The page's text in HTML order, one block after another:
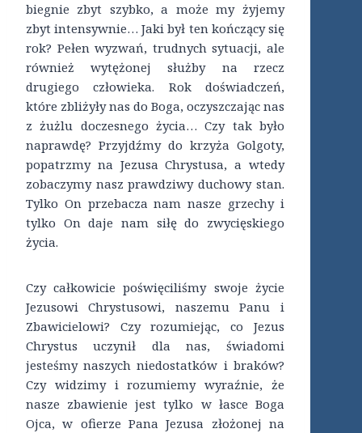
biegnie zbyt szybko, a może my żyjemy
zbyt intensywnie… Jaki był ten kończący się
rok? Pełen wyzwań, trudnych sytuacji, ale
również wytężonej służby na rzecz
drugiego człowieka. Rok doświadczeń,
które zbliżyły nas do Boga, oczyszczając nas
z żużlu doczesnego życia… Czy tak było
naprawdę? Przyjdźmy do krzyża Golgoty,
popatrzmy na Jezusa Chrystusa, a wtedy
zobaczymy nasz prawdziwy duchowy stan.
Tylko On przebacza nam nasze grzechy i
tylko On daje nam siłę do zwycięskiego
życia.
Czy całkowicie poświęciliśmy swoje życie
Jezusowi Chrystusowi, naszemu Panu i
Zbawicielowi? Czy rozumiejąc, co Jezus
Chrystus uczynił dla nas, świadomi
jesteśmy naszych niedostatków i braków?
Czy widzimy i rozumiemy wyraźnie, że
nasze zbawienie jest tylko w łasce Boga
Ojca, w ofierze Pana Jezusa złożonej na